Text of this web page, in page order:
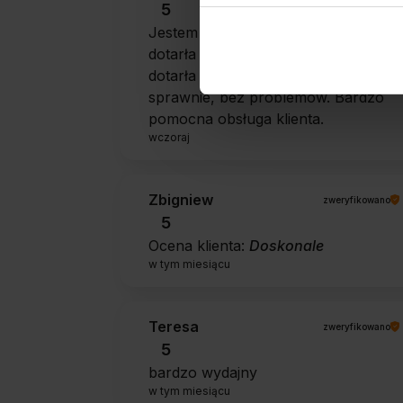
5
Jestem zaskoczona, że ta paczka
dotarła do mnie tak szybko. Paczka
dotarła cała i zdrowa. Szybko,
sprawnie, bez problemów. Bardzo
pomocna obsługa klienta.
wczoraj
Zbigniew zweryfikowano
5
Ocena klienta: Doskonale
w tym miesiącu
Teresa zweryfikowano
5
bardzo wydajny
w tym miesiącu